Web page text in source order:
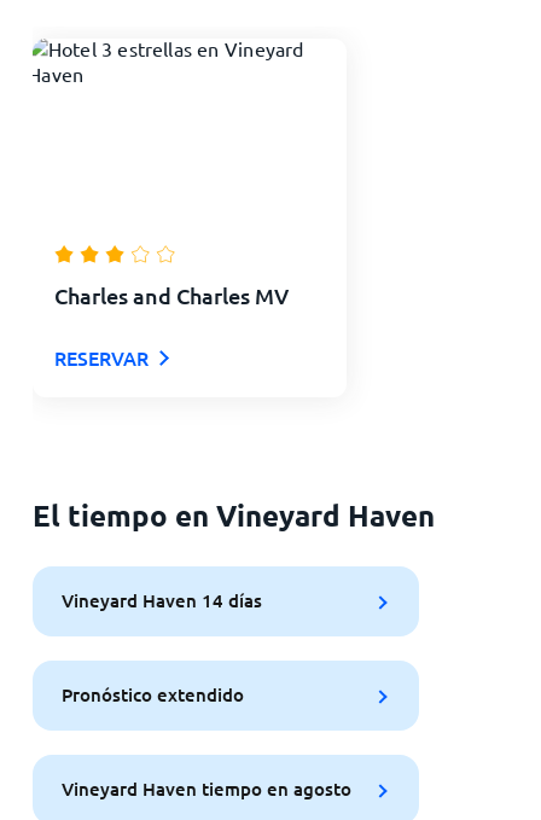
Charles and Charles MV
RESERVAR
El tiempo en Vineyard Haven
Vineyard Haven 14 días
Pronóstico extendido
Vineyard Haven tiempo en agosto